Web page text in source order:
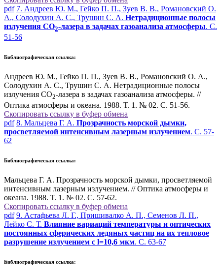
pdf 7. Андреев Ю. М., Гейко П. П., Зуев В. В., Романовский О.
А., Солодухин А. С., Трушин С. А. Нетрадиционные полосы
излучения CО2-лазера в задачах газоанализа атмосферы. С.
51-56
Библиографическая ссылка:
Андреев Ю. М., Гейко П. П., Зуев В. В., Романовский О. А.,
Солодухин А. С., Трушин С. А. Нетрадиционные полосы
излучения CО2-лазера в задачах газоанализа атмосферы. //
Оптика атмосферы и океана. 1988. Т. 1. № 02. С. 51-56.
Скопировать ссылку в буфер обмена
pdf 8. Мальцева Г. А. Прозрачность морской дымки,
просветляемой интенсивным лазерным излучением. С. 57-
62
Библиографическая ссылка:
Мальцева Г. А. Прозрачность морской дымки, просветляемой
интенсивным лазерным излучением. // Оптика атмосферы и
океана. 1988. Т. 1. № 02. С. 57-62.
Скопировать ссылку в буфер обмена
pdf 9. Астафьева Л. Г., Пришивалко А. П., Семенов Л. П.,
Лейко С. Т. Влияние вариаций температуры и оптических
постоянных сферических ледяных частиц на их тепловое
разрушение излучением с l=10,6 мкм. С. 63-67
Библиографическая ссылка: